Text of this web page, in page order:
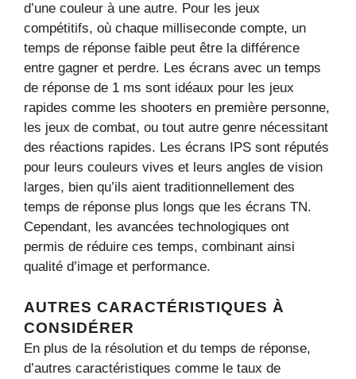
d’une couleur à une autre. Pour les jeux
compétitifs, où chaque milliseconde compte, un
temps de réponse faible peut être la différence
entre gagner et perdre. Les écrans avec un temps
de réponse de 1 ms sont idéaux pour les jeux
rapides comme les shooters en première personne,
les jeux de combat, ou tout autre genre nécessitant
des réactions rapides. Les écrans IPS sont réputés
pour leurs couleurs vives et leurs angles de vision
larges, bien qu’ils aient traditionnellement des
temps de réponse plus longs que les écrans TN.
Cependant, les avancées technologiques ont
permis de réduire ces temps, combinant ainsi
qualité d’image et performance.
AUTRES CARACTÉRISTIQUES À
CONSIDÉRER
En plus de la résolution et du temps de réponse,
d’autres caractéristiques comme le taux de